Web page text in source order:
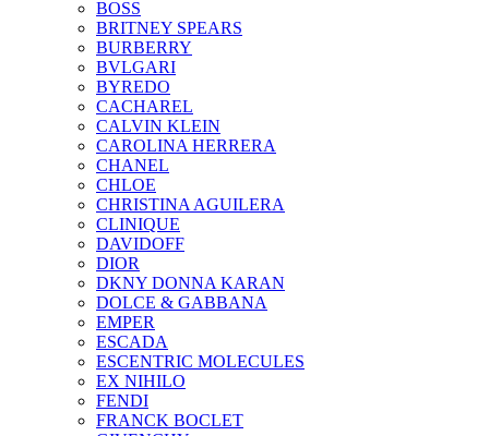
BOSS
BRITNEY SPEARS
BURBERRY
BVLGARI
BYREDO
CACHAREL
CALVIN KLEIN
CAROLINA HERRERA
CHANEL
CHLOE
CHRISTINA AGUILERA
CLINIQUE
DAVIDOFF
DIOR
DKNY DONNA KARAN
DOLCE & GABBANA
EMPER
ESCADA
ESCENTRIC MOLECULES
EX NIHILO
FENDI
FRANCK BOCLET